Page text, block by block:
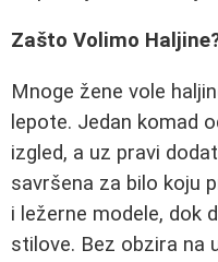
Zašto Volimo
Mnoge žene vole
lepote. Jedan komad
izgled, a uz pravi
savršena za bilo koju
i ležerne modele, dok
stilove. Bez obzira na